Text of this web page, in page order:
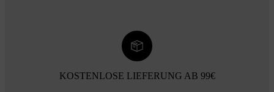
KOSTENLOSE LIEFERUNG AB 99€